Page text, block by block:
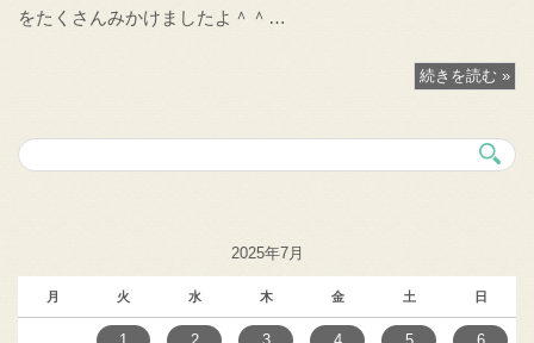
をたくさんみかけましたよ＾＾…
続きを読む »
2025年7月
月 火 水 木 金 土 日